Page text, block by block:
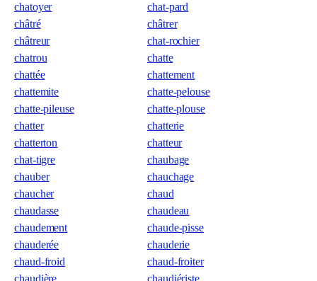
chatoyer
chat-pard
châtré
châtrer
châtreur
chat-rochier
chatrou
chatte
chattée
chattement
chattemite
chatte-pelouse
chatte-pileuse
chatte-plouse
chatter
chatterie
chatterton
chatteur
chat-tigre
chaubage
chauber
chauchage
chaucher
chaud
chaudasse
chaudeau
chaudement
chaude-pisse
chauderée
chauderie
chaud-froid
chaud-froiter
chaudière
chaudiériste